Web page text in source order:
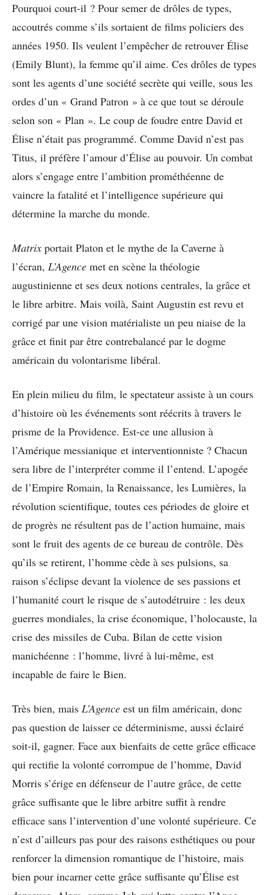
Pourquoi court-il ? Pour semer de drôles de types,
accoutrés comme s’ils sortaient de films policiers des
années 1950. Ils veulent l’empêcher de retrouver Élise
(Emily Blunt), la femme qu’il aime. Ces drôles de types
sont les agents d’une société secrète qui veille, sous les
ordes d’un « Grand Patron » à ce que tout se déroule
selon son « Plan ». Le coup de foudre entre David et
Élise n’était pas programmé. Comme David n’est pas
Titus, il préfère l’amour d’Élise au pouvoir. Un combat
alors s’engage entre l’ambition prométhéenne de
vaincre la fatalité et l’intelligence supérieure qui
détermine la marche du monde.
Matrix portait Platon et le mythe de la Caverne à
l’écran, L’Agence met en scène la théologie
augustinienne et ses deux notions centrales, la grâce et
le libre arbitre. Mais voilà, Saint Augustin est revu et
corrigé par une vision matérialiste un peu niaise de la
grâce et finit par être contrebalancé par le dogme
américain du volontarisme libéral.
En plein milieu du film, le spectateur assiste à un cours
d’histoire où les événements sont réécrits à travers le
prisme de la Providence. Est-ce une allusion à
l’Amérique messianique et interventionniste ? Chacun
sera libre de l’interpréter comme il l’entend. L’apogée
de l’Empire Romain, la Renaissance, les Lumières, la
révolution scientifique, toutes ces périodes de gloire et
de progrès ne résultent pas de l’action humaine, mais
sont le fruit des agents de ce bureau de contrôle. Dès
qu’ils se retirent, l’homme cède à ses pulsions, sa
raison s’éclipse devant la violence de ses passions et
l’humanité court le risque de s’autodétruire : les deux
guerres mondiales, la crise économique, l’holocauste, la
crise des missiles de Cuba. Bilan de cette vision
manichéenne : l’homme, livré à lui-même, est
incapable de faire le Bien.
Très bien, mais L’Agence est un film américain, donc
pas question de laisser ce déterminisme, aussi éclairé
soit-il, gagner. Face aux bienfaits de cette grâce efficace
qui rectifie la volonté corrompue de l’homme, David
Morris s’érige en défenseur de l’autre grâce, de cette
grâce suffisante que le libre arbitre suffit à rendre
efficace sans l’intervention d’une volonté supérieure. Ce
n’est d’ailleurs pas pour des raisons esthétiques ou pour
renforcer la dimension romantique de l’histoire, mais
bien pour incarner cette grâce suffisante qu’Élise est